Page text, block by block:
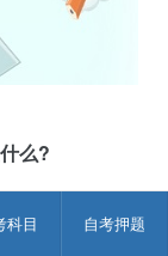
科目 自考押题
么?
我省开考专业考